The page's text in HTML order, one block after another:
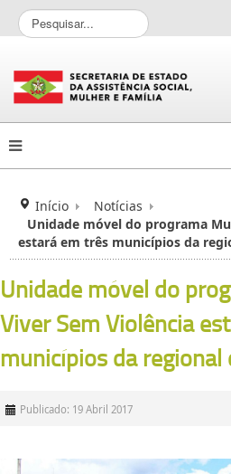
P
e
q
u
i
s
a
Início
Notícias
Unidade móvel do programa
estará em três municípios da
Unidade móvel do
Viver Sem Violência
municípios da regional
Publicado: 19 Abril 2017